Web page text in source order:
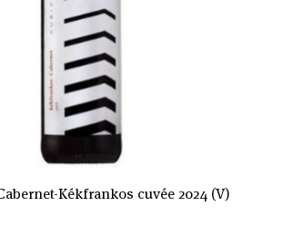
Kékfrankos cuvée 2024 (V)